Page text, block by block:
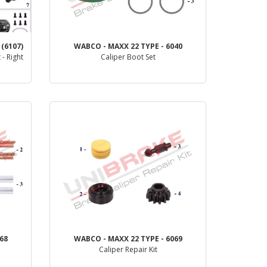
(6107)
- Right
WABCO - MAXX 22 TYPE - 6040
Caliper Boot Set
WABCO - MAXX 22 TYPE - 6069
Caliper Repair Kit